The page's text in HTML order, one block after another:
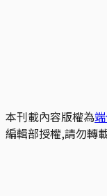
本刊載內容版權為
編輯部授權,請勿轉